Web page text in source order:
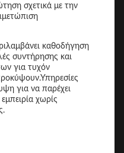
σχετικά με την
καθοδήγηση
συντήρησης και
για τυχόν
για να παρέχει
χωρίς